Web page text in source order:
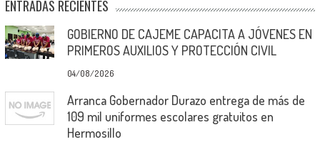
ENTRADAS RECIENTES
GOBIERNO DE CAJEME CAPACITA A JÓVENES EN
PRIMEROS AUXILIOS Y PROTECCIÓN CIVIL
04/08/2026
Arranca Gobernador Durazo entrega de más de
109 mil uniformes escolares gratuitos en
Hermosillo